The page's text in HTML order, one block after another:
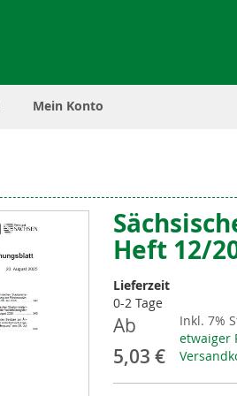
Mein Konto
Heft 12/
Lieferzeit
0-2 Tage
Ab
5,03 €
Inkl. 7%
etwaiger